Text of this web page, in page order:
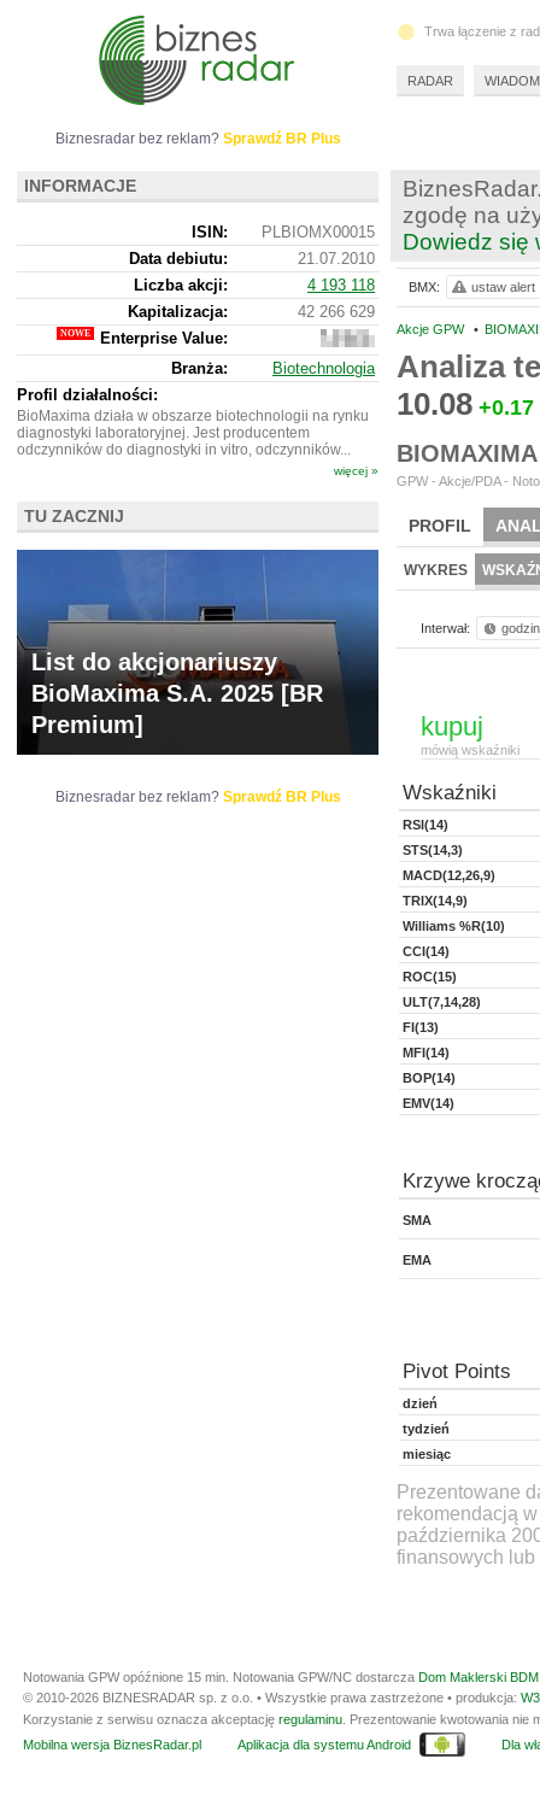
zgodę na
Dowiedz się
Akcje GPW •
Analiza
10.08 +0.17
GPW - Akcje/PDA -
PROFIL
WYCENA BR
WYKRES
Interwał:
kupuj
mówią wskaźniki
Wskaźniki
RSI(14)
STS(14,3)
MACD(12,26,9)
TRIX(14,9)
Williams %R(10)
CCI(14)
ROC(15)
ULT(7,14,28)
FI(13)
MFI(14)
BOP(14)
EMV(14)
Krzywe
SMA
EMA
Pivot Points
dzień
tydzień
miesiąc
Prezentowane
rekomendacją
października
finansowych lub
BMX: ustaw alert
Biznesradar bez reklam? Sprawdź BR Plus
INFORMACJE
ISIN:
PLBIOMX00015
Data debiutu:
21.07.2010
Liczba akcji:
4 193 118
Kapitalizacja:
42 266 629
Enterprise Value:
57
967
629
Branża:
Biotechnologia
Profil działalności:
BioMaxima działa w obszarze biotechnologii na rynku
diagnostyki laboratoryjnej. Jest producentem
odczynników do diagnostyki in vitro, odczynników...
więcej »
TU ZACZNIJ
List do akcjonariuszy
BioMaxima S.A. 2025 [BR
Premium]
Biznesradar bez reklam? Sprawdź BR Plus
Trwa łączenie z
RADAR
Notowania GPW opóźnione 15 min. Notowania GPW/NC dostarcza Dom Maklerski
© 2010-2026 BIZNESRADAR sp. z o.o. • Wszystkie prawa zastrzeżone • produkcja:
Korzystanie z serwisu oznacza akceptację regulaminu . Prezentowanie kwotowania
Mobilna wersja BiznesRadar.pl
Aplikacja dla systemu Android Dla